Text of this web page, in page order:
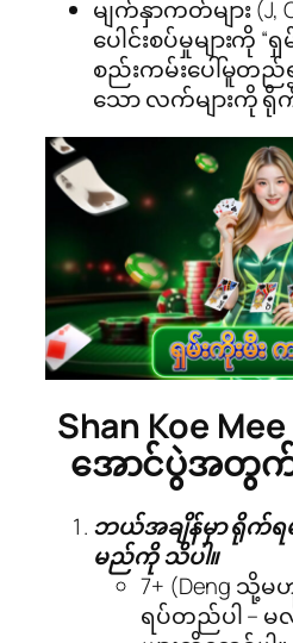
မျက်နှာကတ်များ (J,
ပေါင်းစပ်မှုများကို “
စည်းကမ်းပေါ်မူတ
သော လက်များကို
Shan Koe
အောင်ပွဲအတွက်
ဘယ်အချိန်မှာ ရိုက်
မည်ကို သိပါ။
7+ (Deng သို့
ရပ်တည်ပါ –